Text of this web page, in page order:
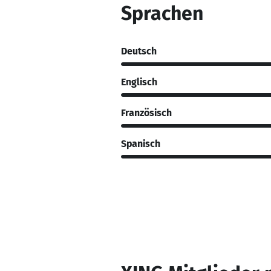
Sprachen
Deutsch
Englisch
Französisch
Spanisch